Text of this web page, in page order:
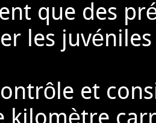
que des
les
et